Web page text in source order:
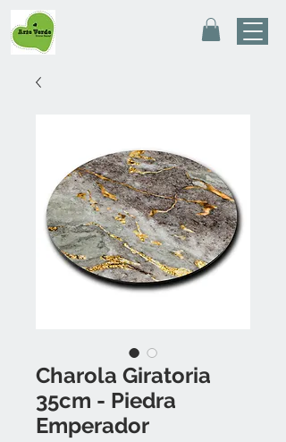
Charola Giratoria
35cm - Piedra
Emperador